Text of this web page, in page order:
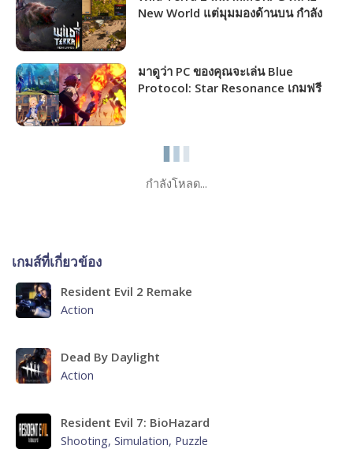
New World แต่มุมมองด้านบน กำลัง
มาดูว่า PC ของคุณจะเล่น Blue
Protocol: Star Resonance เกมฟรี
กำลังโหลด...
เกมส์ที่เกี่ยวข้อง
Resident Evil 2 Remake
Action
Dead By Daylight
Action
Resident Evil 7: BioHazard
Shooting, Simulation, Puzzle